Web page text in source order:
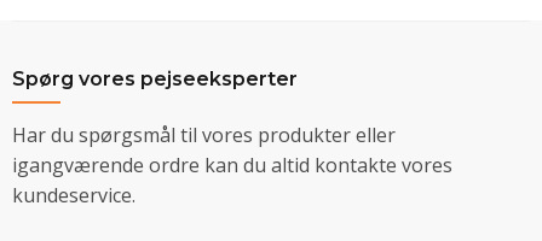
Spørg vores pejseeksperter
Har du spørgsmål til vores produkter eller
igangværende ordre kan du altid kontakte vores
kundeservice.